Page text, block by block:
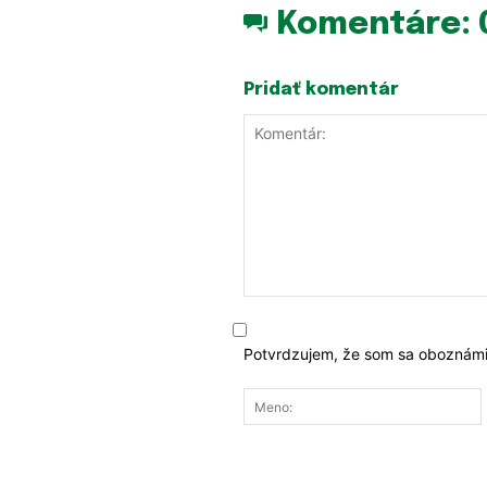
Komentáre:
Pridať komentár
Potvrdzujem, že som sa